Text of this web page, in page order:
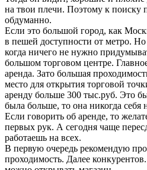
на твои плечи. Поэтому к
обдуманно.
Если это большой город, как
в пешей доступности от метро.
когда ничего не нужно
большом торговом центре.
аренда. Зато большая
место для открытия торговой
аренду больше 300 тыс.руб. Это
была больше, то она никогда себя
Если говорить об аренде, то
первых рук. А сегодня чаще
работаешь на всех.
В первую очередь рекомендую
проходимость. Далее